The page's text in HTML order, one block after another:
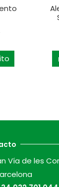
Vía de les